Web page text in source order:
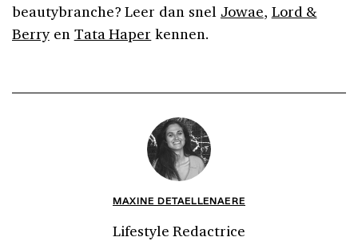
beautybranche? Leer dan snel Jowae, Lord &
Berryen Tata Haper kennen.
MAXINE DETAELLENAERE
Lifestyle Redactrice